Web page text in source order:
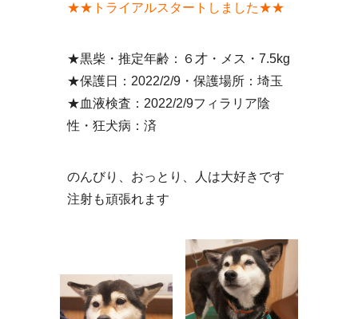
★★トライアルスタートしました★★
★黒柴・推定年齢：６才・メス・7.5kg
★保護日：2022/2/9・保護場所：埼玉
★血液検査：2022/2/9フィラリア陰
性・狂犬病：済
のんびり、おっとり、人は大好きです
注射も頑張れます